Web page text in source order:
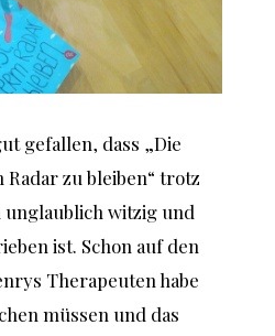
gefallen, dass „Die
zu bleiben“ trotz
unglaublich witzig und
ist. Schon auf den
Therapeuten habe
müssen und das